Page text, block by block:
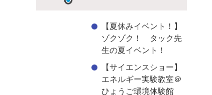
【夏休みイベント！】
ゾクゾク！ タック先
生の夏イベント！
【サイエンスショー】
エネルギー実験教室＠
ひょうご環境体験館